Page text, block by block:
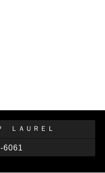
ＬＡＵＲＥＬ
6061